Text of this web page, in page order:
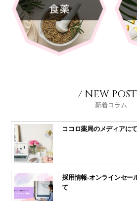
/ NEW
新着コラム
ココロ薬局のメディアに
採用情報-オンラインセー
て